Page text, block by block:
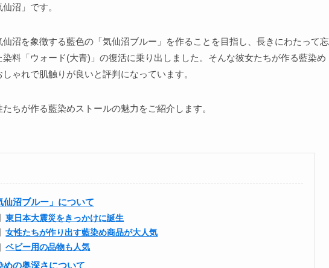
沼」です。
沼を象徴する藍色の「気仙沼ブルー」を作ることを目指し、長きにわたって忘
料「ウォード(大青)」の復活に乗り出しました。そんな彼女たちが作る藍染め
ゃれで肌触りが良いと評判になっています。
ちが作る藍染めストールの魅力をご紹介します。
仙沼ブルー」について
東日本大震災をきっかけに誕生
女性たちが作り出す藍染め商品が大人気
ベビー用の品物も人気
めの奥深さについて